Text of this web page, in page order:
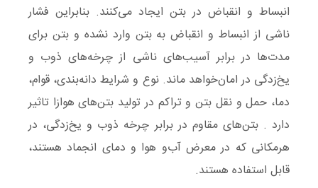
انبساط و انقباض در بتن ایجاد می‌کنند. بنابراین فشار
ناشی از انبساط و انقباض به بتن وارد نشده و بتن برای
مدت‌ها در برابر آسیب‌های ناشی از چرخه‌های ذوب و
یخ‌زدگی در امان‌خواهد ماند. نوع و شرایط دانه‌بندی، قوام،
دما، حمل و نقل بتن و تراکم در تولید بتن‌های هوازا تاثیر
دارد . بتن‌های مقاوم در برابر چرخه ذوب و یخ‌زدگی، در
هرمکانی که در معرض آب‌و هوا و دمای انجماد هستند،
قابل استفاده هستند.